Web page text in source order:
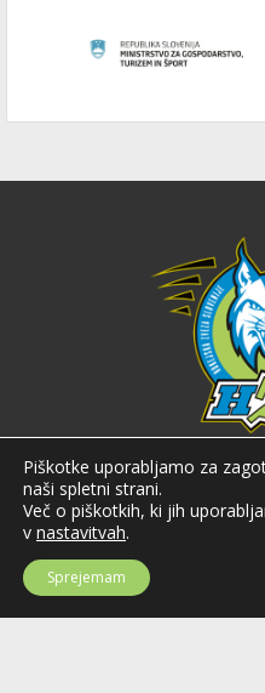
Hokejska
Hokejska zveza Slovenije (HZS) je
hokeja v Sloveniji. Organizira
mednarodnih hokejskih ligah in
SI-
Piškotke uporabljamo za
naši spletni strani.
Več o piškotkih, ki jih
v nastavitvah.
Sprejemam